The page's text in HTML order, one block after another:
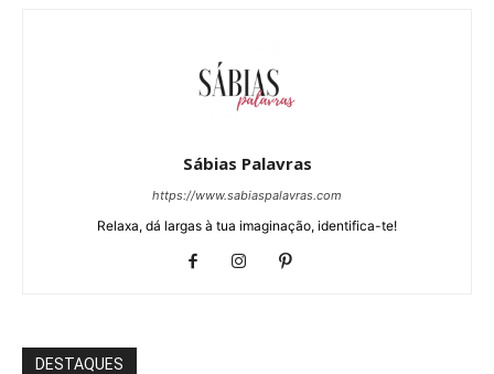
Sábias Palavras
https://www.sabiaspalavras.com
Relaxa, dá largas à tua imaginação, identifica-te!
DESTAQUES